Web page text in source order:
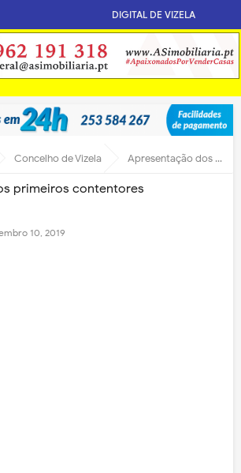
DIGITAL DE VIZELA
Concelho de Vizela Apresentação dos primeiros contentores semienterrados
primeiros contentores
10, 2019